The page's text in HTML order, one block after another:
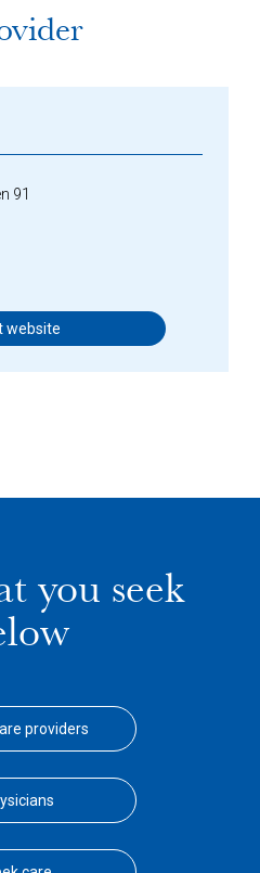
91
website
you seek
providers